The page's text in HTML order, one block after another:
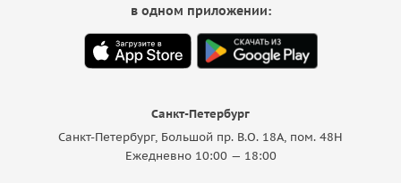
Санкт-Петербург
Санкт-Петербург, Большой пр. В.О. 18A, пом. 48Н
Ежедневно 10:00 — 18:00
в одном приложении: